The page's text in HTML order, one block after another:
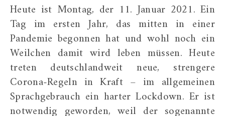
Heute ist Montag, der 11. Januar 2021. Ein
Tag im ersten Jahr, das mitten in einer
Pandemie begonnen hat und wohl noch ein
Weilchen damit wird leben müssen. Heute
treten deutschlandweit neue, strengere
Corona-Regeln in Kraft – im allgemeinen
Sprachgebrauch ein harter Lockdown. Er ist
notwendig geworden, weil der sogenannte